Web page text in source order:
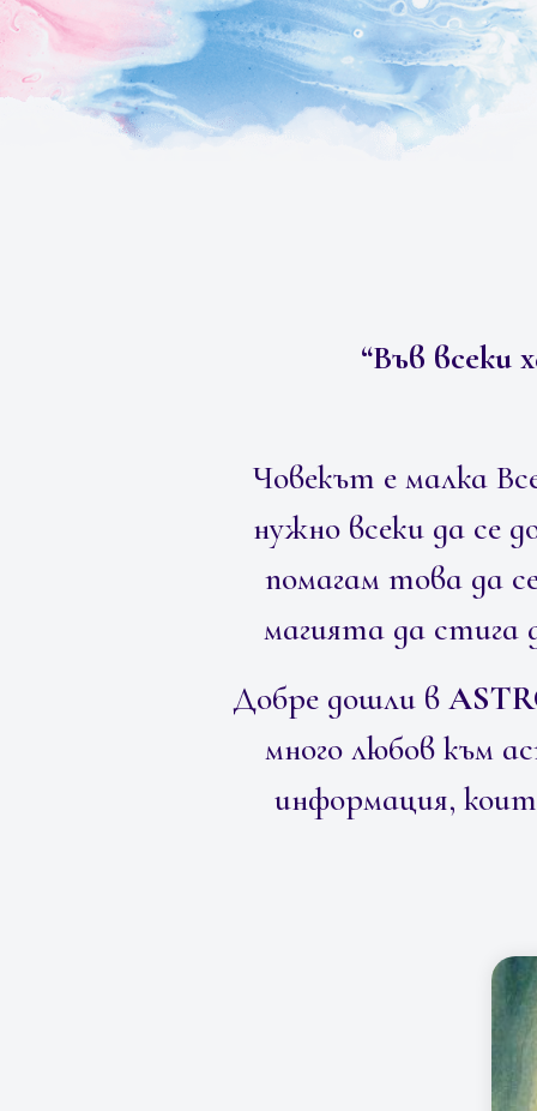
“Във всеки
Човекът е малка
нужно всеки да се
помагам това да
магията да стига
Добре дошли в
много любов към
информация,